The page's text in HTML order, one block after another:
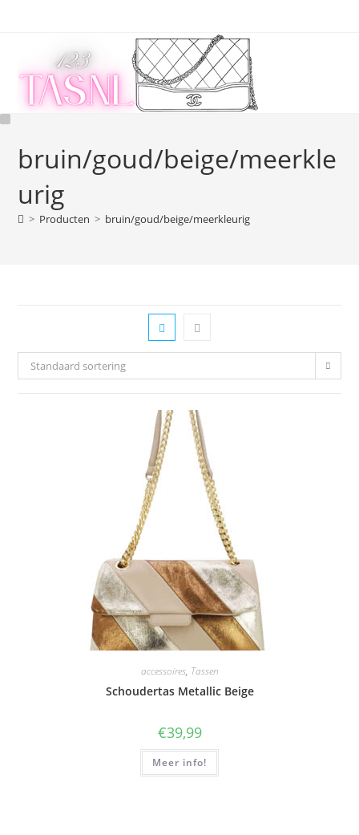
bruin/goud/beige/meerkle
urig
> Producten > bruin/goud/beige/meerkleurig
Standaard sortering
accessoires, Tassen
Schoudertas Metallic Beige
€39,99
Meer info!